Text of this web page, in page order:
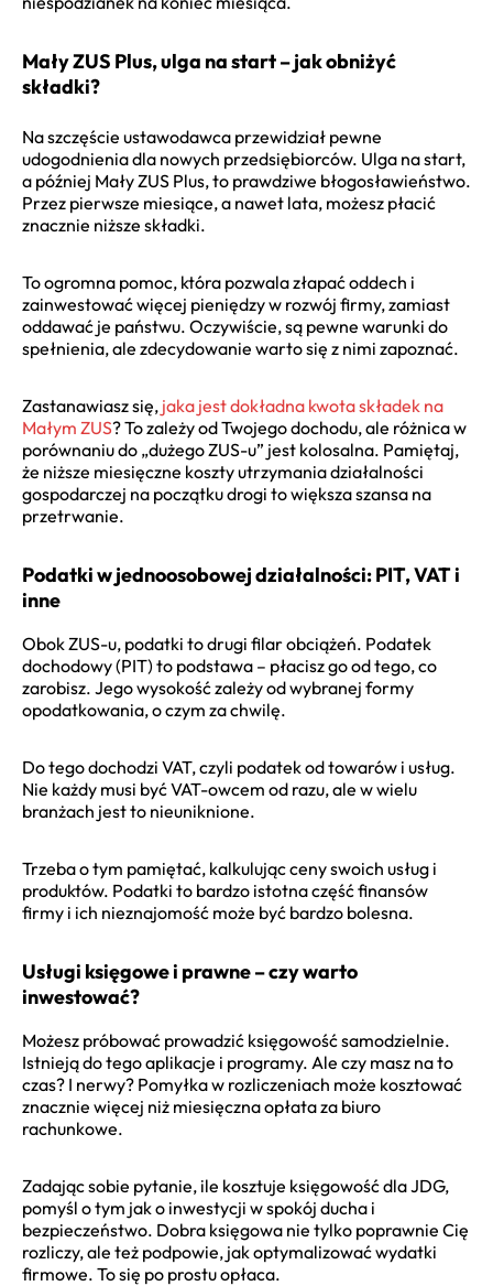
Mały ZUS Plus, ulga na start – jak obniżyć
składki?
Na szczęście ustawodawca przewidział pewne
udogodnienia dla nowych przedsiębiorców. Ulga na start,
a później Mały ZUS Plus, to prawdziwe błogosławieństwo.
Przez pierwsze miesiące, a nawet lata, możesz płacić
znacznie niższe składki.
To ogromna pomoc, która pozwala złapać oddech i
zainwestować więcej pieniędzy w rozwój firmy, zamiast
oddawać je państwu. Oczywiście, są pewne warunki do
spełnienia, ale zdecydowanie warto się z nimi zapoznać.
Zastanawiasz się, jaka jest dokładna kwota składek na
Małym ZUS? To zależy od Twojego dochodu, ale różnica w
porównaniu do „dużego ZUS-u” jest kolosalna. Pamiętaj,
że niższe miesięczne koszty utrzymania działalności
gospodarczej na początku drogi to większa szansa na
przetrwanie.
Podatki w jednoosobowej działalności: PIT, VAT i
inne
Obok ZUS-u, podatki to drugi filar obciążeń. Podatek
dochodowy (PIT) to podstawa – płacisz go od tego, co
zarobisz. Jego wysokość zależy od wybranej formy
opodatkowania, o czym za chwilę.
Do tego dochodzi VAT, czyli podatek od towarów i usług.
Nie każdy musi być VAT-owcem od razu, ale w wielu
branżach jest to nieuniknione.
Trzeba o tym pamiętać, kalkulując ceny swoich usług i
produktów. Podatki to bardzo istotna część finansów
firmy i ich nieznajomość może być bardzo bolesna.
Usługi księgowe i prawne – czy warto
inwestować?
Możesz próbować prowadzić księgowość samodzielnie.
Istnieją do tego aplikacje i programy. Ale czy masz na to
czas? I nerwy? Pomyłka w rozliczeniach może kosztować
znacznie więcej niż miesięczna opłata za biuro
rachunkowe.
Zadając sobie pytanie, ile kosztuje księgowość dla JDG,
pomyśl o tym jak o inwestycji w spokój ducha i
bezpieczeństwo. Dobra księgowa nie tylko poprawnie Cię
rozliczy, ale też podpowie, jak optymalizować wydatki
firmowe. To się po prostu opłaca.